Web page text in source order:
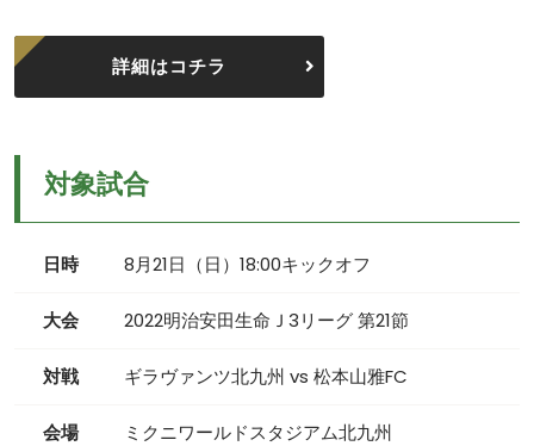
詳細はコチラ
対象試合
日時 8月21日（日）18:00キックオフ
大会 2022明治安田生命Ｊ3リーグ 第21節
対戦 ギラヴァンツ北九州 vs 松本山雅FC
会場 ミクニワールドスタジアム北九州